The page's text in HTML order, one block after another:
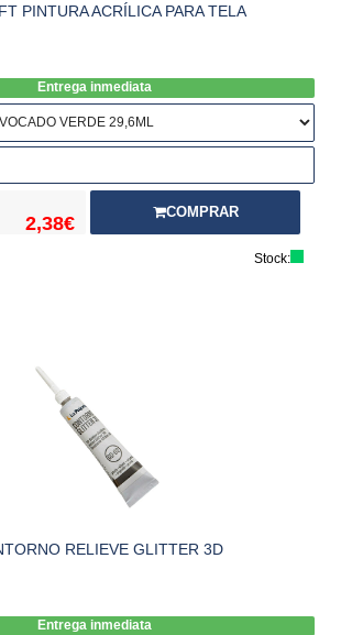
PINTURA ACRÍLICA PARA TELA
Entrega inmediata
2,38€
COMPRAR
Stock:
RELIEVE GLITTER 3D
Entrega inmediata